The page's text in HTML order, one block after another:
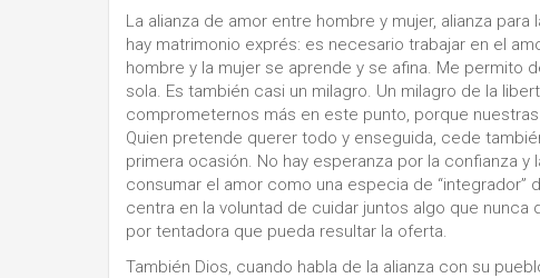
La alianza de amor entre hombre y mujer, alianza
hay matrimonio exprés: es necesario trabajar en el
hombre y la mujer se aprende y se afina. Me permito
sola. Es también casi un milagro. Un milagro de la
comprometernos más en este punto, porque
Quien pretende querer todo y enseguida, cede
primera ocasión. No hay esperanza por la confianza
consumar el amor como una especia de “integrador”
centra en la voluntad de cuidar juntos algo que
por tentadora que pueda resultar la oferta.
También Dios, cuando habla de la alianza con su